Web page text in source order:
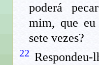
poderá
mim, que eu
sete vezes?
22